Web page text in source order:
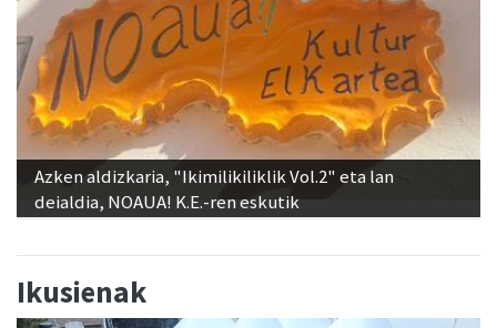
Azken aldizkaria, "Ikimilikiliklik Vol.2" eta lan
deialdia, NOAUA! K.E.-ren eskutik
Ikusienak